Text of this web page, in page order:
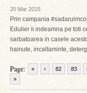
20 Mar 2015
Prin campania
Edulier ii indeamna pe toti
sarbatoarea in casele
hainute, incaltaminte,
Page: « ‹ 82 83
»